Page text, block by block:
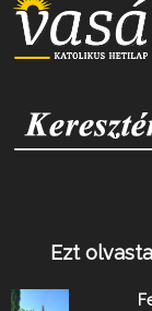
Ezt